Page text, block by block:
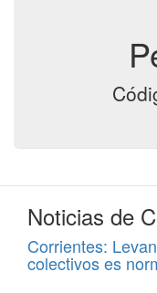
Noticias de
Corrientes:
colectivos es